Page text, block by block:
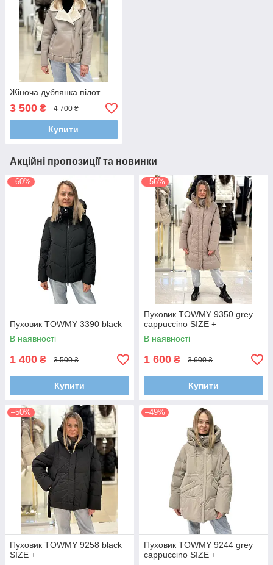
Жіноча дублянка пілот
3 500 ₴ 4 700 ₴
Купити
Акційні пропозиції та новинки
–60%
Пуховик TOWMY 3390 black
В наявності
1 400 ₴ 3 500 ₴
Купити
–56%
Пуховик TOWMY 9350 grey
cappuccino SIZE +
В наявності
1 600 ₴ 3 600 ₴
Купити
–50%
Пуховик TOWMY 9258 black
SIZE +
–49%
Пуховик TOWMY 9244 grey
cappuccino SIZE +